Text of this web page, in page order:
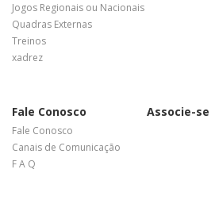
Jogos Regionais ou Nacionais
Quadras Externas
Treinos
xadrez
Fale Conosco
Fale Conosco
Canais de Comunicação
F A Q
Associe-se